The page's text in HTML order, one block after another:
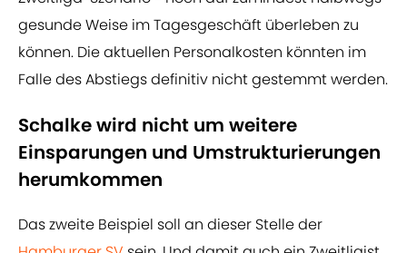
gesunde Weise im Tagesgeschäft überleben zu
können. Die aktuellen Personalkosten könnten im
Falle des Abstiegs definitiv nicht gestemmt werden.
Schalke wird nicht um weitere
Einsparungen und Umstrukturierungen
herumkommen
Das zweite Beispiel soll an dieser Stelle der